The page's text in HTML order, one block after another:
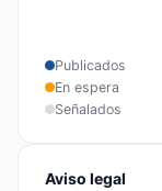
Publicados
En espera
Señalados
Aviso legal